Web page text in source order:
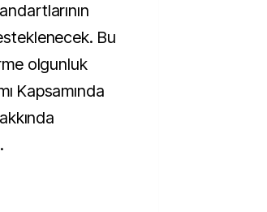
Bu
olgunluk
Kapsamında